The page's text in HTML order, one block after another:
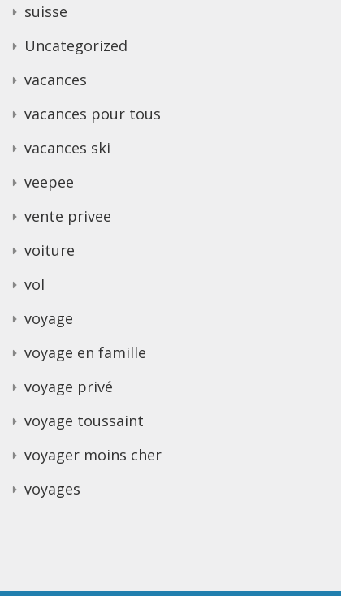
suisse
Uncategorized
vacances
vacances pour tous
vacances ski
veepee
vente privee
voiture
vol
voyage
voyage en famille
voyage privé
voyage toussaint
voyager moins cher
voyages